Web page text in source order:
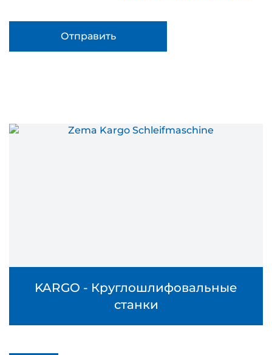
KARGO - Круглошлифовальные
станки